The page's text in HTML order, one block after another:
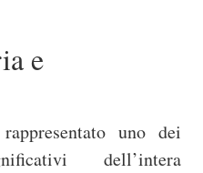
e
uno dei
dell’intera